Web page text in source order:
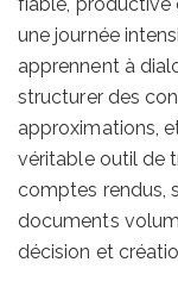
une journée
apprennent à
structurer des
approximations,
véritable outil de
comptes rendus,
documents
décision et